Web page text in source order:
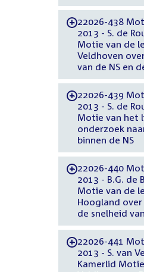
-22026-438
2013 - S. de
Motie van de
Veldhoven
van de NS en
-22026-439
2013 - S. de
Motie van het
onderzoek
binnen de NS
-22026-440
2013 - B.G. de
Motie van de
Hoogland
de snelheid
-22026-441
2013 - S. van
Kamerlid